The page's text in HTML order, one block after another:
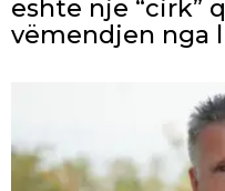
është një “cirk”
vëmendjen nga